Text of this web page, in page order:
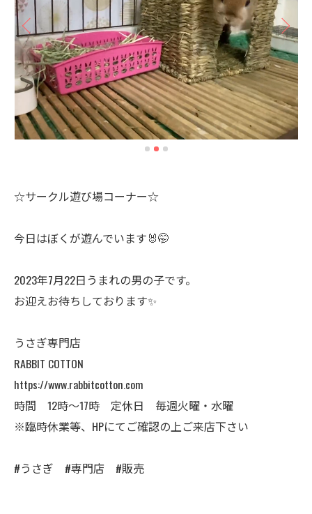
☆サークル遊び場コーナー☆
今日はぼくが遊んでいます🐰🤭
2023年7月22日うまれの男の子です。
お迎えお待ちしております✨
うさぎ専門店
RABBIT COTTON
https://www.rabbitcotton.com
時間 12時〜17時 定休日 毎週火曜・水曜
※臨時休業等、HPにてご確認の上ご来店下さい
#うさぎ #専門店 #販売